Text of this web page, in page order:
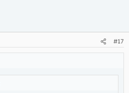
#17